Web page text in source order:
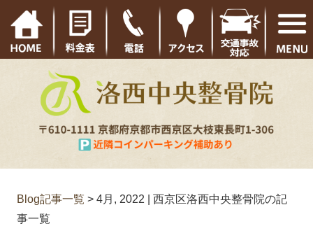
Blog記事一覧 > 4月, 2022 | 西京区洛西中央整骨院の記
事一覧